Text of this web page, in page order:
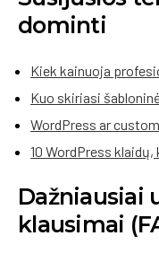
dominti
Kiek kainuoja
Kuo skiriasi
WordPress ar
10 WordPress klaidų,
Dažniausiai
klausimai